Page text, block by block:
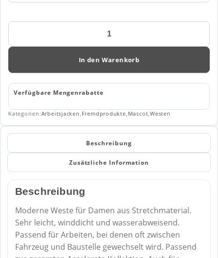
Mascot
Damen-
18375
In den Warenkorb
Verfügbare Mengenrabatte
Kategorien:Arbeitsjacken, Fremdprodukte, Mascot,Westen
Beschreibung
Zusätzliche Information
Beschreibung
Moderne Weste für Damen aus Stretchmaterial.
Sehr leicht, winddicht und wasserabweisend.
Passend für Arbeiten, bei denen oft zwischen
Fahrzeug und Baustelle gewechselt wird. Passend